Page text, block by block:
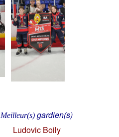
Meilleur(s) gardien(s)
Ludovic Boily